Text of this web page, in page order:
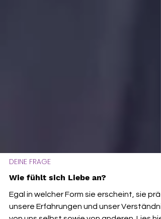
DEINE FRAGE
Wie fühlt sich Liebe an?